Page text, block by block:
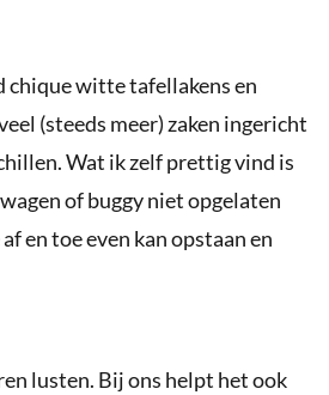
chique witte tafellakens en
(steeds meer) zaken ingericht
Wat ik zelf prettig vind is
of buggy niet opgelaten
en toe even kan opstaan en
lusten. Bij ons helpt het ook